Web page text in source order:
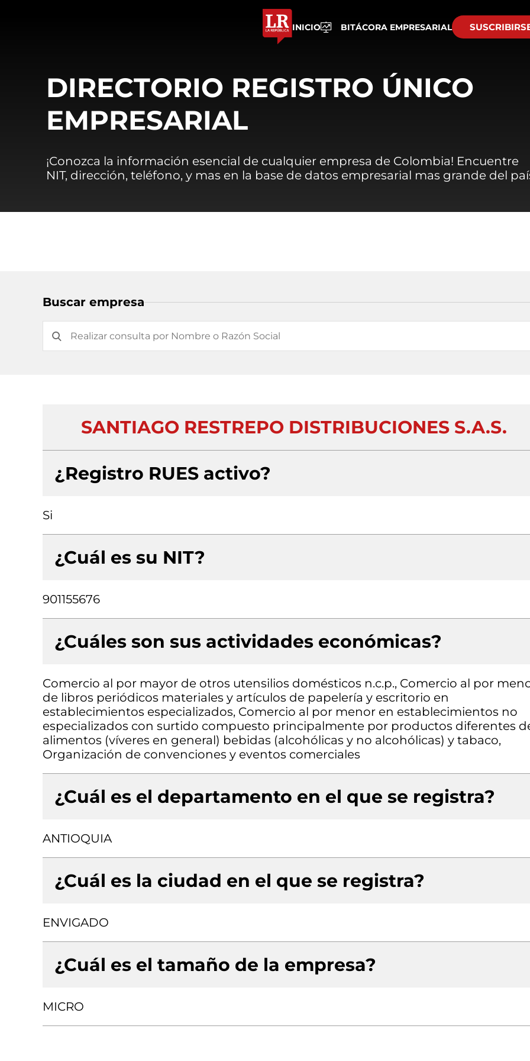
INICIO BITÁCORA EMPRESARIAL
DIRECTORIO REGISTRO ÚNICO
EMPRESARIAL
¡Conozca la información esencial de cualquier empresa de Colombia! Encuentre
NIT, dirección, teléfono, y mas en la base de datos empresarial mas grande del
Buscar empresa
SANTIAGO RESTREPO DISTRIBUCIONES S.A.S.
¿Registro RUES activo?
Si
¿Cuál es su NIT?
901155676
¿Cuáles son sus actividades económicas?
Comercio al por mayor de otros utensilios domésticos n.c.p., Comercio al por
de libros periódicos materiales y artículos de papelería y escritorio en
establecimientos especializados, Comercio al por menor en establecimientos no
especializados con surtido compuesto principalmente por productos diferentes
alimentos (víveres en general) bebidas (alcohólicas y no alcohólicas) y tabaco,
Organización de convenciones y eventos comerciales
¿Cuál es el departamento en el que se registra?
ANTIOQUIA
¿Cuál es la ciudad en el que se registra?
ENVIGADO
¿Cuál es el tamaño de la empresa?
MICRO